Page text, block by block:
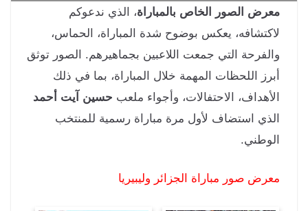
الصور الخاص بالمباراة، الذي ندعوكم
يعكس بوضوح شدة المباراة، الحماس،
التي جمعت اللاعبين بجماهيرهم. الصور توثق
اللحظات المهمة خلال المباراة، بما في ذلك
الاحتفالات، وأجواء ملعبحسين آيت أحمد
استضاف لأول مرة مباراة رسمية للمنتخب
صور مباراة الجزائر وليبيريا